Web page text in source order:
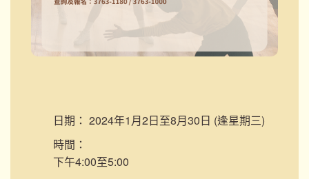
日期： 2024年1月2日至8月30日 (逢星期三)
時間：
下午4:00至5:00